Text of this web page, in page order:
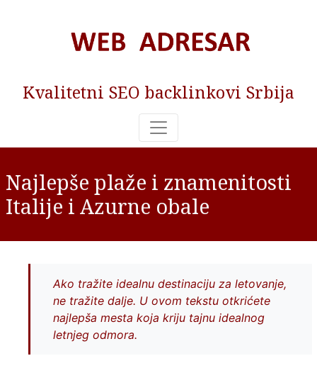
Kvalitetni SEO backlinkovi Srbija
Najlepše plaže i znamenitosti
Italije i Azurne obale
Ako tražite idealnu destinaciju za letovanje,
ne tražite dalje. U ovom tekstu otkrićete
najlepša mesta koja kriju tajnu idealnog
letnjeg odmora.